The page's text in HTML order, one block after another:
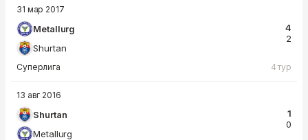
31 мар 2017
Metallurg
Shurtan
4
2
Суперлига 4 тур
13 авг 2016
Shurtan
Metallurg
1
0